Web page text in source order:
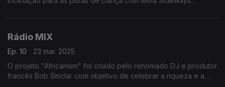
Rádio MIX
Ep. 10
23 mar. 2025
O projeto "Africanism" foi criado pelo renomado DJ e produtor
francês Bob Sinclar com objetivo de celebrar a riqueza e a